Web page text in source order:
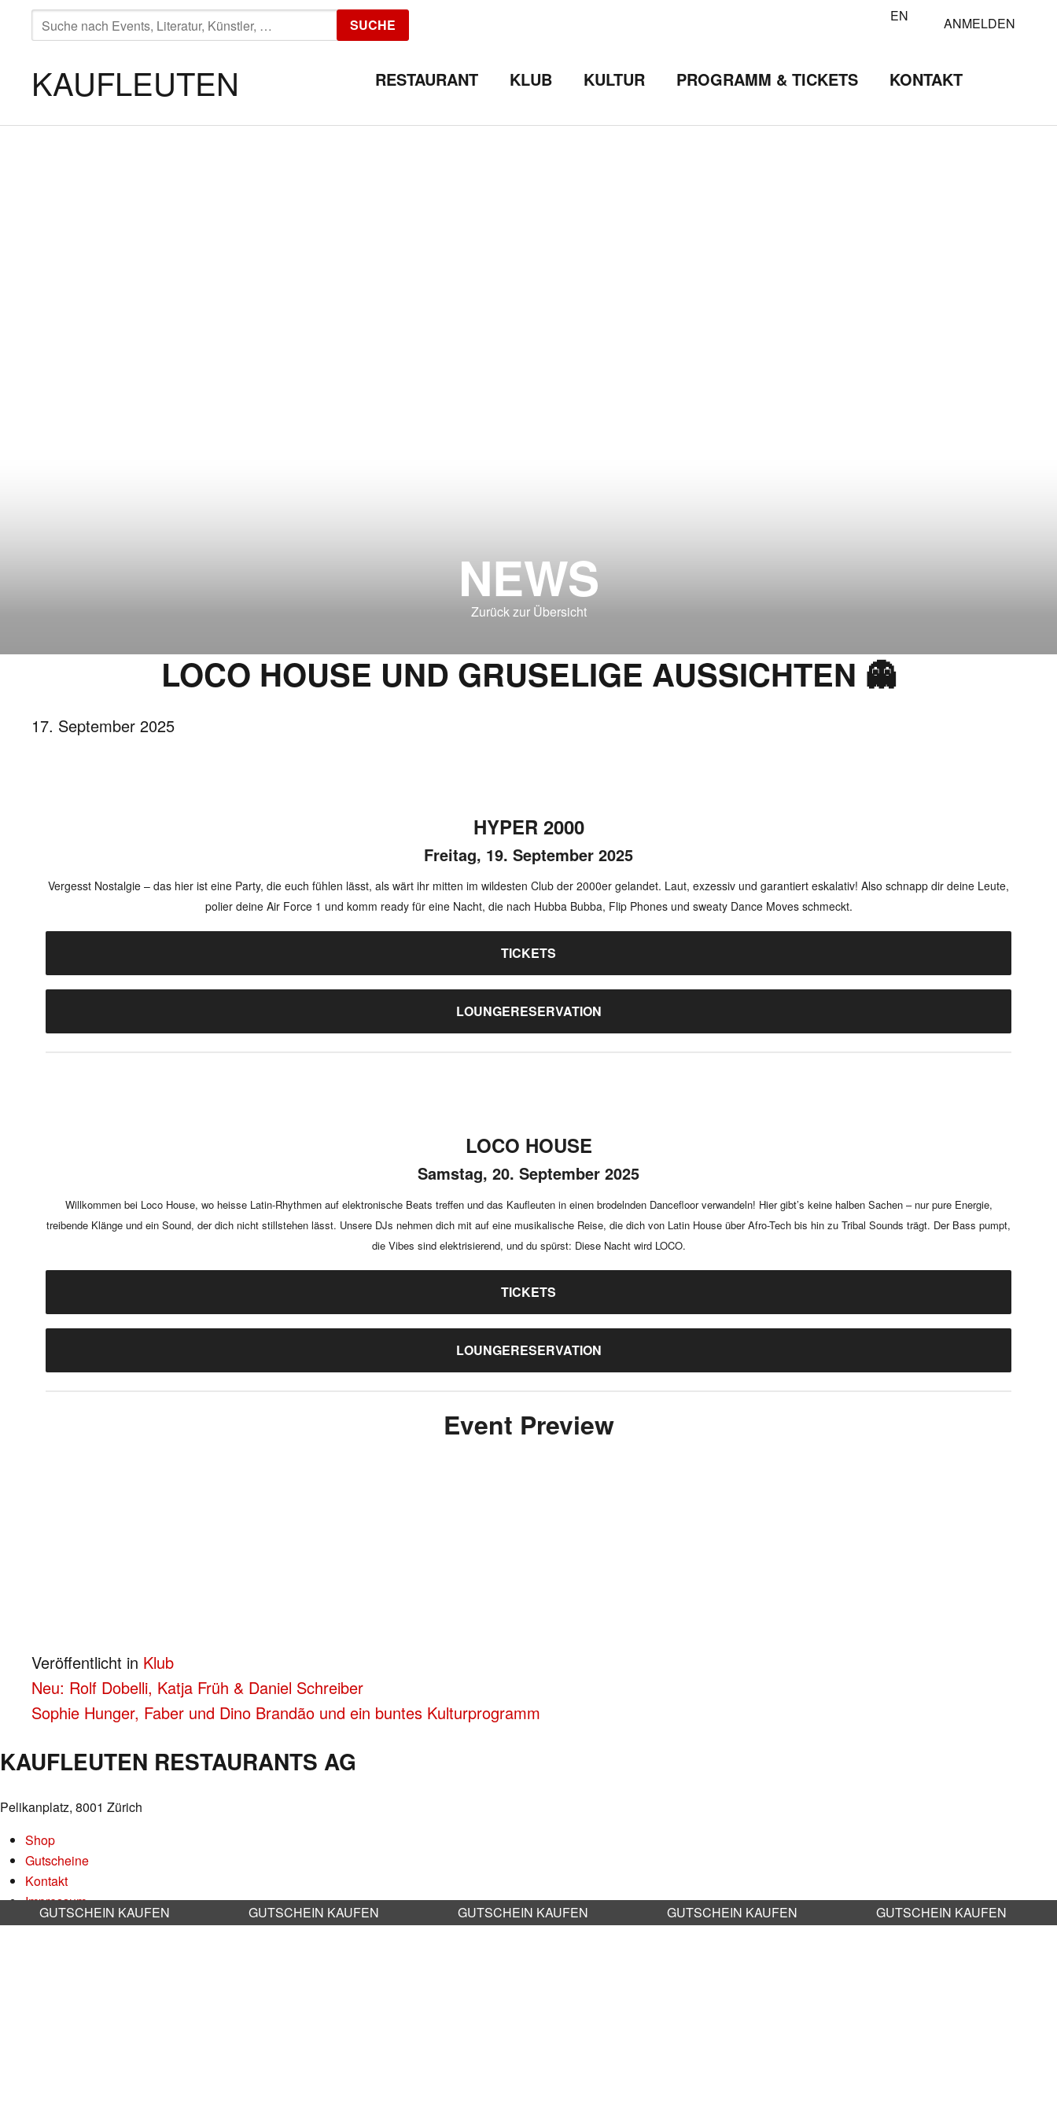
SUCHE
NACH:
SUCHE EN ANMELDEN
KAUFLEUTEN RESTAURANT KLUB KULTUR PROGRAMM & TICKETS KONTAKT
NEWS
Zurück zur Übersicht
LOCO HOUSE UND GRUSELIGE AUSSICHTEN 👻
17. September 2025
HYPER 2000
Freitag, 19. September 2025
Vergesst Nostalgie – das hier ist eine Party, die euch fühlen lässt, als wärt ihr mitten im wildesten Club der 2000er gelandet. Laut, exzessiv und garantiert eskalativ! Also schnapp dir deine Leute,
polier deine Air Force 1 und komm ready für eine Nacht, die nach Hubba Bubba, Flip Phones und sweaty Dance Moves schmeckt.
TICKETS
LOUNGERESERVATION
LOCO HOUSE
Samstag, 20. September 2025
Willkommen bei Loco House, wo heisse Latin-Rhythmen auf elektronische Beats treffen und das Kaufleuten in einen brodelnden Dancefloor verwandeln! Hier gibt’s keine halben Sachen – nur pure Energie,
treibende Klänge und ein Sound, der dich nicht stillstehen lässt. Unsere DJs nehmen dich mit auf eine musikalische Reise, die dich von Latin House über Afro-Tech bis hin zu Tribal Sounds trägt. Der Bass pumpt,
die Vibes sind elektrisierend, und du spürst: Diese Nacht wird LOCO.
TICKETS
LOUNGERESERVATION
Event Preview
Veröffentlicht in Klub
BEITRAGS-
NAVIGATION
Neu: Rolf Dobelli, Katja Früh & Daniel Schreiber
Sophie Hunger, Faber und Dino Brandão und ein buntes Kulturprogramm
KAUFLEUTEN RESTAURANTS AG
Pelikanplatz, 8001 Zürich
Shop
Gutscheine
Kontakt
Impressum
Datenschutz
GUTSCHEIN KAUFEN GUTSCHEIN KAUFEN GUTSCHEIN KAUFEN GUTSCHEIN KAUFEN GUTSCHEIN KAUFEN